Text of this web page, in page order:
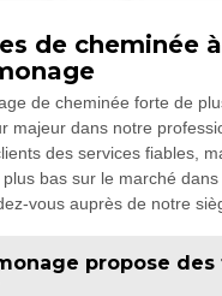
de cheminée
de cheminée forte de
majeur dans notre
des services fiables,
bas sur le marché
vous auprès de notre
propose